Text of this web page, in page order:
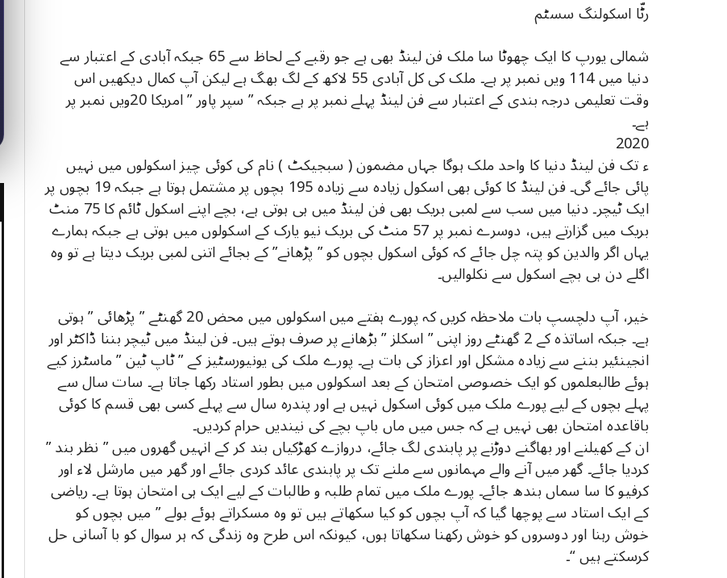
رٹّا اسکولنگ سسٹم
شمالی یورپ کا ایک چھوٹا سا ملک فن لینڈ بھی ہے جو رقبے کے لحاظ سے 65 جبکہ آبادی کے اعتبار سے
دنیا میں 114 ویں نمبر پر ہے۔ ملک کی کل آبادی 55 لاکھ کے لگ بھگ ہے لیکن آپ کمال دیکھیں اس
وقت تعلیمی درجہ بندی کے اعتبار سے فن لینڈ پہلے نمبر پر ہے جبکہ ” سپر پاور ” امریکا 20ویں نمبر پر
ہے۔
2020
ء تک فن لینڈ دنیا کا واحد ملک ہوگا جہاں مضمون ( سبجیکٹ ) نام کی کوئی چیز اسکولوں میں نہیں
پائی جائے گی۔ فن لینڈ کا کوئی بھی اسکول زیادہ سے زیادہ 195 بچوں پر مشتمل ہوتا ہے جبکہ 19 بچوں پر
ایک ٹیچر۔ دنیا میں سب سے لمبی بریک بھی فن لینڈ میں ہی ہوتی ہے، بچے اپنے اسکول ٹائم کا 75 منٹ
بریک میں گزارتے ہیں، دوسرے نمبر پر 57 منٹ کی بریک نیو یارک کے اسکولوں میں ہوتی ہے جبکہ ہمارے
یہاں اگر والدین کو پتہ چل جائے کہ کوئی اسکول بچوں کو ” پڑھانے” کے بجائے اتنی لمبی بریک دیتا ہے تو وہ
اگلے دن ہی بچے اسکول سے نکلوالیں۔
خیر، آپ دلچسپ بات ملاحظہ کریں کہ پورے ہفتے میں اسکولوں میں محض 20 گھنٹے ” پڑھائی ” ہوتی
ہے۔ جبکہ اساتذہ کے 2 گھنٹے روز اپنی ” اسکلز ” بڑھانے پر صرف ہوتے ہیں۔ فن لینڈ میں ٹیچر بننا ڈاکٹر اور
انجینئیر بننے سے زیادہ مشکل اور اعزاز کی بات ہے۔ پورے ملک کی یونیورسٹیز کے ” ٹاپ ٹین ” ماسٹرز کیے
ہوئے طالبعلموں کو ایک خصوصی امتحان کے بعد اسکولوں میں بطور استاد رکھا جاتا ہے۔ سات سال سے
پہلے بچوں کے لیے پورے ملک میں کوئی اسکول نہیں ہے اور پندرہ سال سے پہلے کسی بھی قسم کا کوئی
باقاعدہ امتحان بھی نہیں ہے کہ جس میں ماں باپ بچے کی نیندیں حرام کردیں۔
ان کے کھیلنے اور بھاگنے دوڑنے پر پابندی لگ جائے، دروازے کھڑکیاں بند کر کے انہیں گھروں میں ” نظر بند ”
کردیا جائے۔ گھر میں آنے والے مہمانوں سے ملنے تک پر پابندی عائد کردی جائے اور گھر میں مارشل لاء اور
کرفیو کا سا سماں بندھ جائے۔ پورے ملک میں تمام طلبہ و طالبات کے لیے ایک ہی امتحان ہوتا ہے۔ ریاضی
کے ایک استاد سے پوچھا گیا کہ آپ بچوں کو کیا سکھاتے ہیں تو وہ مسکراتے ہوئے بولے ” میں بچوں کو
خوش رہنا اور دوسروں کو خوش رکھنا سکھاتا ہوں، کیونکہ اس طرح وہ زندگی کہ ہر سوال کو با آسانی حل
کرسکتے ہیں “۔